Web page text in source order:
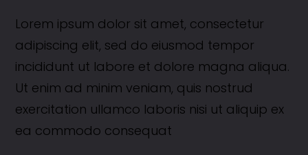
Lorem ipsum dolor sit amet, consectetur
adipiscing elit, sed do eiusmod tempor
incididunt ut labore et dolore magna aliqua.
Ut enim ad minim veniam, quis nostrud
exercitation ullamco laboris nisi ut aliquip ex
ea commodo consequat